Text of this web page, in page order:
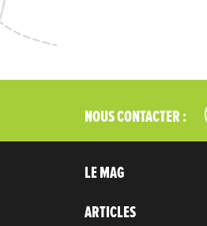
NOUS CONTACTER :
LE MAG
ARTICLES